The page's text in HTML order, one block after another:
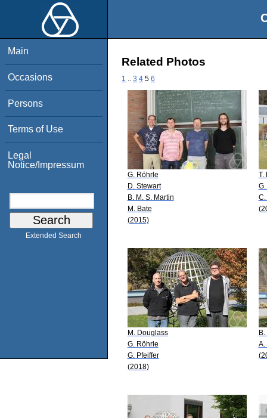
Main
Occasions
Persons
Terms of Use
Legal
Notice/Impressum
Extended Search
Related Photos
1 3 4 5 6
G. Röhrle
D. Stewart
B. M. S. Martin
M. Bate
(2015)
T.
C.
M. Douglass
G. Röhrle
G. Pfeiffer
(2018)
A.